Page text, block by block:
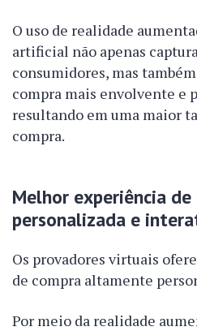
O uso de realidade
artificial não apenas
consumidores, mas
compra mais envolvente e
resultando em uma maior
compra.
Melhor experiência de
personalizada e
Os provadores virtuais
de compra altamente
Por meio da realidade